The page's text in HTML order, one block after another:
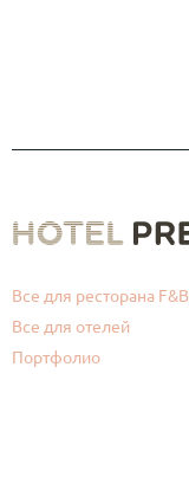
Все для ресторана F&B
Все для отелей
Портфолио